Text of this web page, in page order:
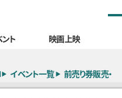
ト 映画上映
イベント一覧 前売り券販売・